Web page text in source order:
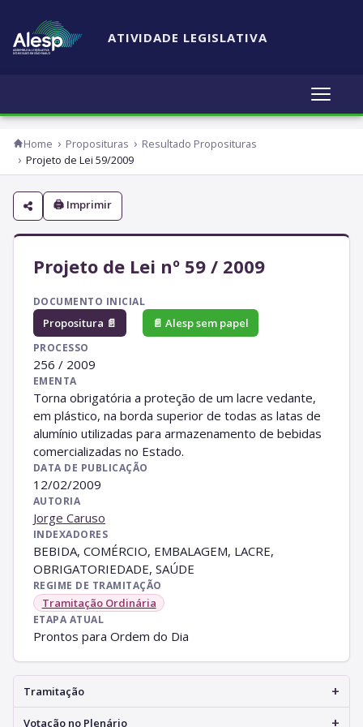
ATIVIDADE LEGISLATIVA
Home Proposituras
Resultado Proposituras
Projeto de Lei 59/2009
🖨 Imprimir
Projeto de Lei nº 59 / 2009
DOCUMENTO INICIAL
Propositura 📄 📄 Alesp sem papel
PROCESSO
256 / 2009
EMENTA
Torna obrigatória a proteção de um lacre vedante,
em plástico, na borda superior de todas as latas de
alumínio utilizadas para armazenamento de bebidas
comercializadas no Estado.
DATA DE PUBLICAÇÃO
12/02/2009
AUTORIA
Jorge Caruso
INDEXADORES
BEBIDA, COMÉRCIO, EMBALAGEM, LACRE,
OBRIGATORIEDADE, SAÚDE
REGIME DE TRAMITAÇÃO
Tramitação Ordinária
ETAPA ATUAL
Prontos para Ordem do Dia
Tramitação +
Votação no Plenário +